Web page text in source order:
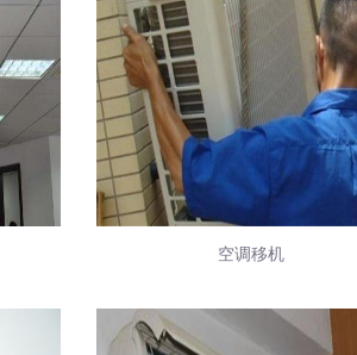
空调移机